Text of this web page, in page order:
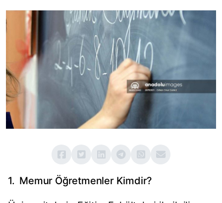
1. Memur Öğretmenler Kimdir?